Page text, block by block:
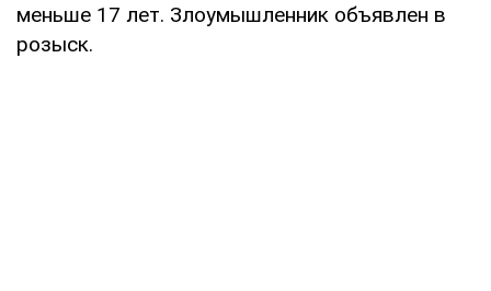
меньше 17 лет. Злоумышленник объявлен в
розыск.